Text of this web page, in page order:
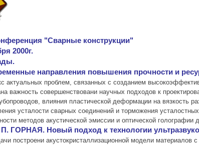
"Сварные конструкции"
2000г.
направления повышения прочности и
актуальных проблем, связанных с созданием
важность совершенствовани научных подходов к
влияния пластической деформации на вязкость
усталости сварных соединений и торможения
методов акустической эмиссии и оптической голографии
ГОРНАЯ. Новый подход к технологии
построени акустокристаллизационной модели материалов